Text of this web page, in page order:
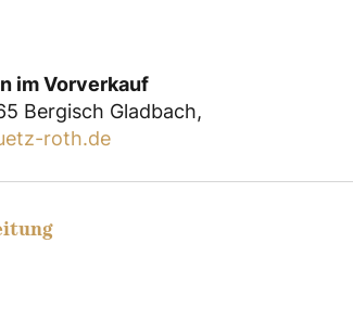
im Vorverkauf
Bergisch Gladbach,⁢
roth.de